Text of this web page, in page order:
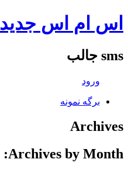
اس ام اس جدید
sms جالب
ورود
برگه نمونه
Archives
Archives by Month: